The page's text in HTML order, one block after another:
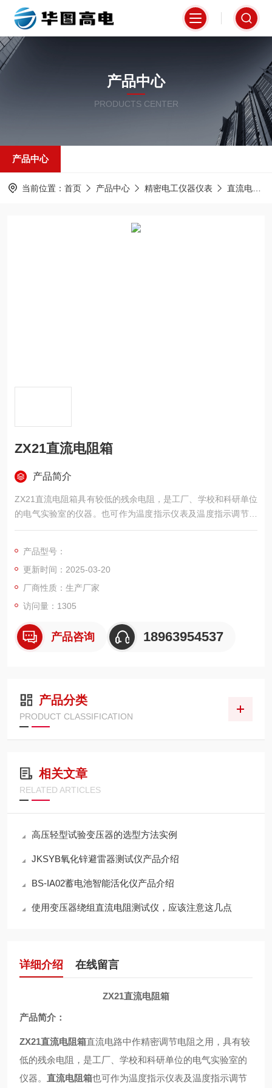
产品中心
PRODUCTS CENTER
产品中心
当前位置： 首页 产品中心 精密电工仪器仪表 直流电阻器
ZX21直流电阻箱
产品简介
ZX21直流电阻箱具有较低的残余电阻，是工厂、学校和科研单位
的电气实验室的仪器。也可作为温度指示仪表及温度指示调节仪
表的检验仪器。
产品型号：
更新时间：2025-03-20
厂商性质：生产厂家
访问量：1305
产品咨询 18963954537
产品分类
PRODUCT CLASSIFICATION
相关文章
RELATED ARTICLES
高压轻型试验变压器的选型方法实例
JKSYB氧化锌避雷器测试仪产品介绍
BS-IA02蓄电池智能活化仪产品介绍
使用变压器绕组直流电阻测试仪，应该注意这几点
详细介绍 在线留言
ZX21直流电阻箱
产品简介：
ZX21直流电阻箱直流电路中作精密调节电阻之用，具有较
低的残余电阻，是工厂、学校和科研单位的电气实验室的
仪器。 直流电阻箱也可作为温度指示仪表及温度指示调节